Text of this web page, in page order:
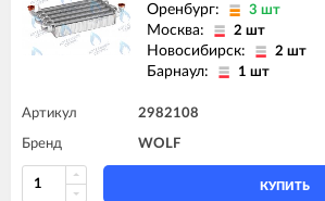
Оренбург: 3 шт
Москва: 2 шт
Новосибирск: 2 шт
Барнаул: 1 шт
Артикул 2982108
Бренд WOLF
КУПИТЬ